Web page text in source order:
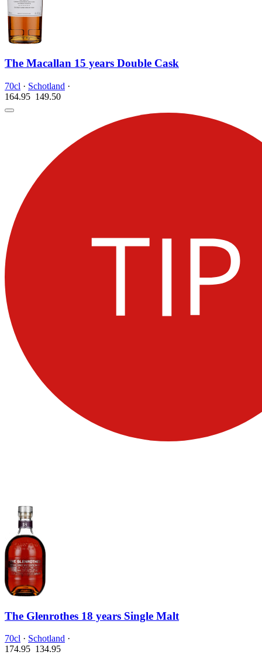
The Macallan 15 years Double Cask
70cl · Schotland ·
164.95 149.50
The Glenrothes 18 years Single Malt
70cl · Schotland ·
174.95 134.95